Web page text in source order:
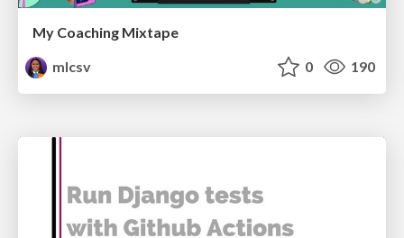
My Coaching Mixtape
mlcsv
0 190